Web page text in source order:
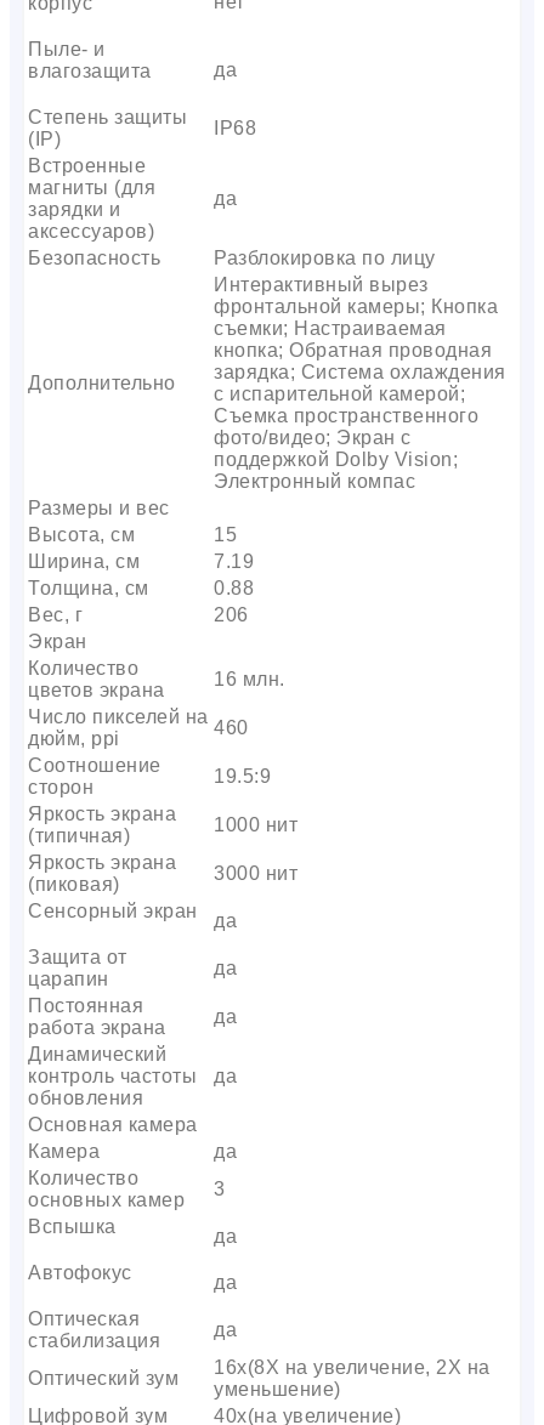
Пыле- и
влагозащита
да
Степень защиты
(IP)
IP68
Встроенные
магниты (для
зарядки и
аксессуаров)
да
Безопасность Разблокировка по лицу
Дополнительно
Интерактивный вырез
фронтальной камеры; Кнопка
съемки; Настраиваемая
кнопка; Обратная проводная
зарядка; Система охлаждения
с испарительной камерой;
Съемка пространственного
фото/видео; Экран с
поддержкой Dolby Vision;
Электронный компас
Размеры и вес
Высота, см
15
Ширина, см
7.19
Толщина, см
0.88
Вес, г
206
Экран
Количество
цветов экрана
16 млн.
Число пикселей на
дюйм, ppi
460
Соотношение
сторон
19.5:9
Яркость экрана
(типичная)
1000 нит
Яркость экрана
(пиковая)
3000 нит
Сенсорный экран
да
Защита от
царапин
да
Постоянная
работа экрана
да
Динамический
контроль частоты
обновления
да
Основная камера
Камера
да
Количество
основных камер
3
Вспышка
да
Автофокус
да
Оптическая
стабилизация
да
Оптический зум
16x(8X на увеличение, 2X на
уменьшение)
Цифровой зум
40x(на увеличение)